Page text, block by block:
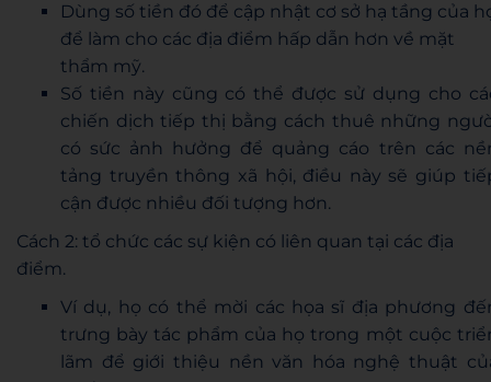
Dùng số tiền đó để cập nhật cơ sở hạ tầng của
để làm cho các địa điểm hấp dẫn hơn về mặt
thẩm mỹ.
Số tiền này cũng có thể được sử dụng cho
chiến dịch tiếp thị bằng cách thuê những
có sức ảnh hưởng để quảng cáo trên các
tảng truyền thông xã hội, điều này sẽ giúp
cận được nhiều đối tượng hơn.
Cách 2: tổ chức các sự kiện có liên quan tại các địa
điểm.
Ví dụ, họ có thể mời các họa sĩ địa phương
trưng bày tác phẩm của họ trong một cuộc
lãm để giới thiệu nền văn hóa nghệ thuật